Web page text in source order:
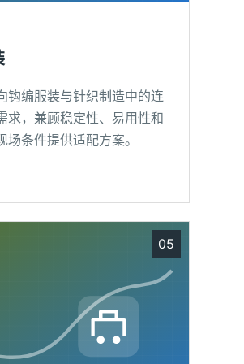
钩编服装与针织制造中的连
求，兼顾稳定性、易用性和
条件提供适配方案。
05